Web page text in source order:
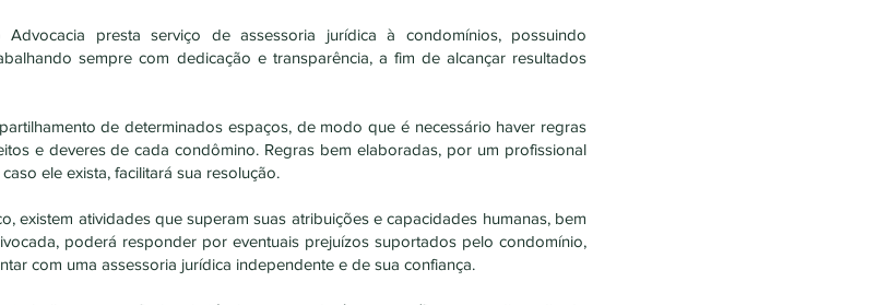
presta serviço de assessoria jurídica à condomínios, possuindo
sempre com dedicação e transparência, a fim de alcançar resultados
de determinados espaços, de modo que é necessário haver regras
e deveres de cada condômino. Regras bem elaboradas, por um profissional
ele exista, facilitará sua resolução.
existem atividades que superam suas atribuições e capacidades humanas, bem
poderá responder por eventuais prejuízos suportados pelo condomínio,
com uma assessoria jurídica independente e de sua confiança.